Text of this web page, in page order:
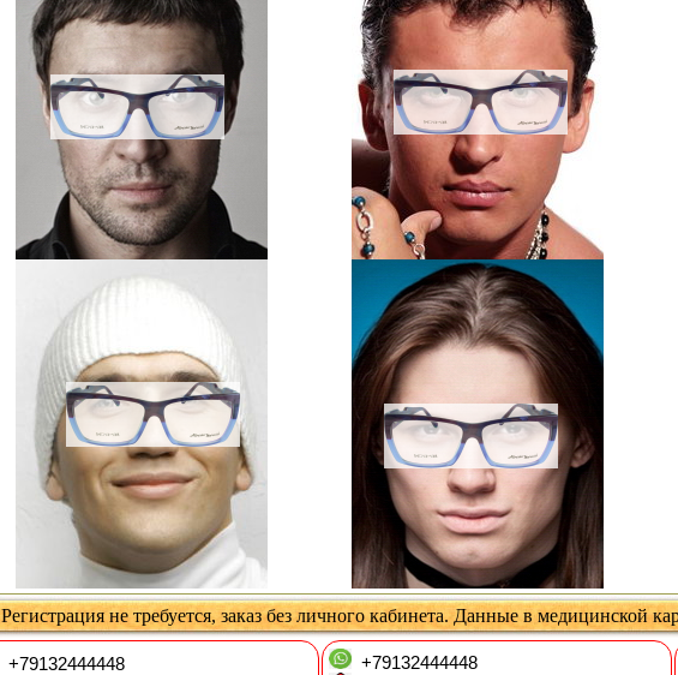
Регистрация не требуется, заказ без личного кабинета. Данные в медицинской
+79132444448
+79132444448